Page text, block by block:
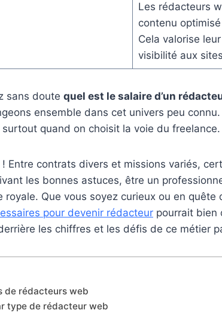
Les rédacteurs
contenu
Cela valorise
visibilité aux
sans doute quel est le salaire d’un
ensemble dans cet univers peu
quand on choisit la voie du freelance.
Entre contrats divers et missions variés,
les bonnes astuces, être un
Que vous soyez curieux ou en quête
pour devenir rédacteur pourrait bien
les chiffres et les défis de ce métier
de rédacteurs web
type de rédacteur web